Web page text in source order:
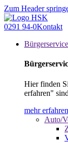
Zum Header
0291 94-0Kontakt
Bürgerservice
Hier finden
erfahren"
mehr erfahren
Auto/